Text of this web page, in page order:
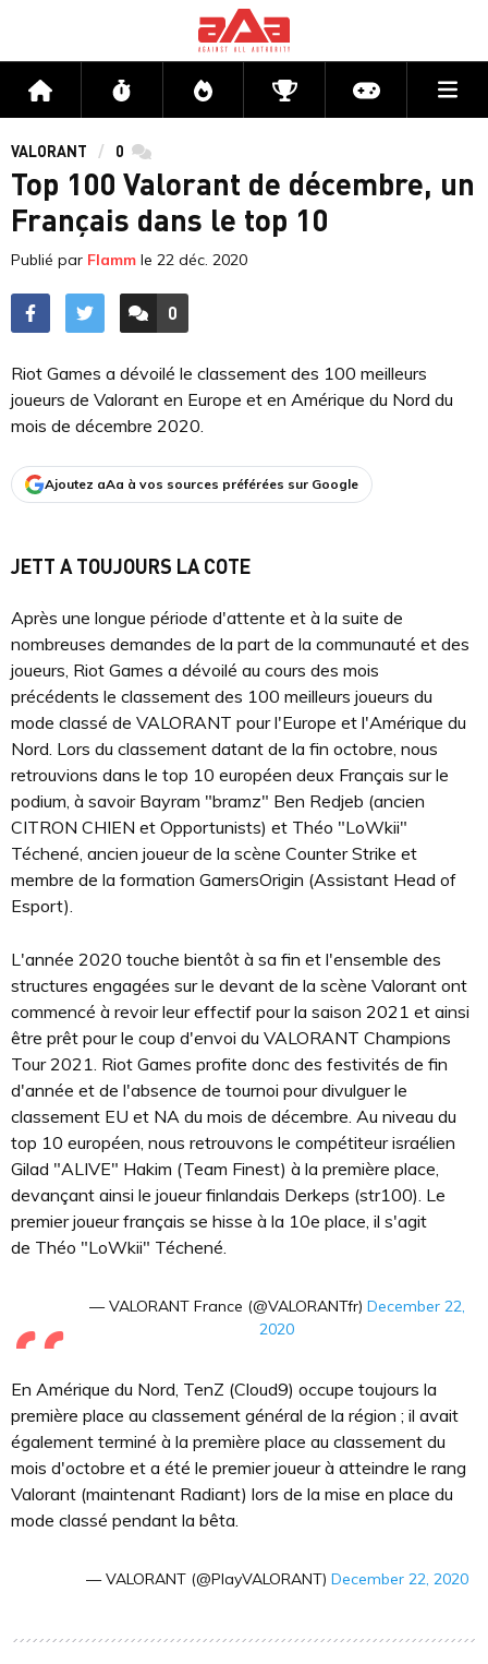
Accueil Flux Directs CompétitionsActu jeux
VALORANT 0 commentaires
Top 100 Valorant de décembre, un
Français dans le top 10
Publié par Flamm le 22 déc. 2020
ACCÉDER AUX
0
COMMENTAIRES
Riot Games a dévoilé le classement des 100 meilleurs
joueurs de Valorant en Europe et en Amérique du Nord du
mois de décembre 2020.
Ajoutez aAa à vos sources préférées sur Google
JETT A TOUJOURS LA COTE
Après une longue période d'attente et à la suite de
nombreuses demandes de la part de la communauté et des
joueurs, Riot Games a dévoilé au cours des mois
précédents le classement des 100 meilleurs joueurs du
mode classé de VALORANT pour l'Europe et l'Amérique du
Nord. Lors du classement datant de la fin octobre, nous
retrouvions dans le top 10 européen deux Français sur le
podium, à savoir Bayram "bramz" Ben Redjeb (ancien
CITRON CHIEN et Opportunists) et Théo "LoWkii"
Téchené, ancien joueur de la scène Counter Strike et
membre de la formation GamersOrigin (Assistant Head of
Esport).
L'année 2020 touche bientôt à sa fin et l'ensemble des
structures engagées sur le devant de la scène Valorant ont
commencé à revoir leur effectif pour la saison 2021 et ainsi
être prêt pour le coup d'envoi du VALORANT Champions
Tour 2021. Riot Games profite donc des festivités de fin
d'année et de l'absence de tournoi pour divulguer le
classement EU et NA du mois de décembre. Au niveau du
top 10 européen, nous retrouvons le compétiteur israélien
Gilad "ALIVE" Hakim (Team Finest) à la première place,
devançant ainsi le joueur finlandais Derkeps (str100). Le
premier joueur français se hisse à la 10e place, il s'agit
de Théo "LoWkii" Téchené.
— VALORANT France (@VALORANTfr) December 22,
2020
En Amérique du Nord, TenZ (Cloud9) occupe toujours la
première place au classement général de la région ; il avait
également terminé à la première place au classement du
mois d'octobre et a été le premier joueur à atteindre le rang
Valorant (maintenant Radiant) lors de la mise en place du
mode classé pendant la bêta.
— VALORANT (@PlayVALORANT) December 22, 2020